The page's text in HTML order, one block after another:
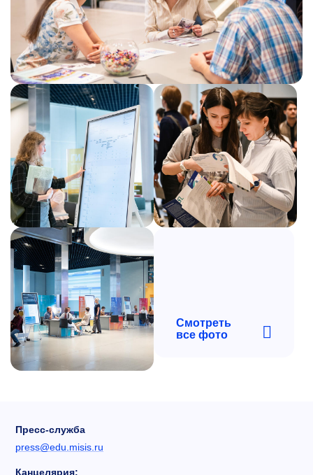
Смотреть
все фото
Пресс-служба
press@edu.misis.ru
Канцелярия: